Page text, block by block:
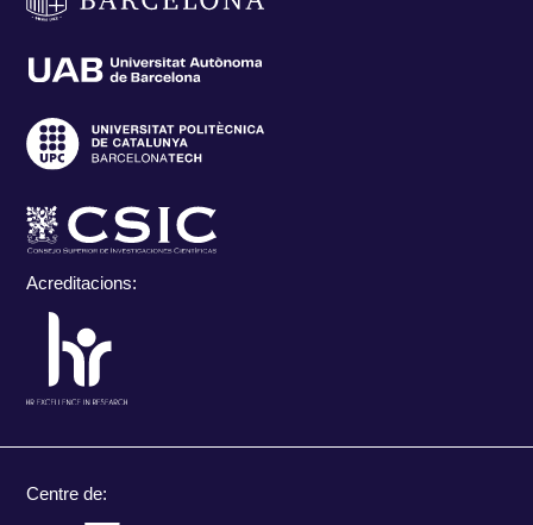
Acreditacions:
Centre de: